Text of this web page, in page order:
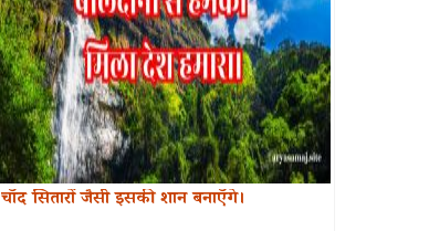
चाँद सितारों जैसी इसकी शान बनाएँगे।